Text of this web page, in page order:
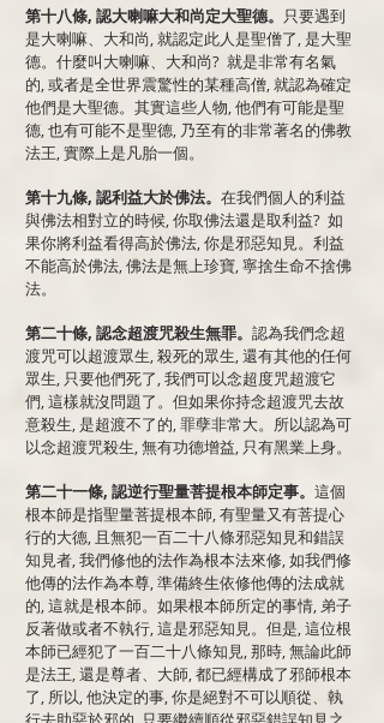
第十八條, 認大喇嘛大和尚定大聖德。 只要遇到
是大喇嘛、大和尚, 就認定此人是聖僧了, 是大聖
德。什麼叫大喇嘛、大和尚? 就是非常有名氣
的, 或者是全世界震驚性的某種高僧, 就認為確定
他們是大聖德。其實這些人物, 他們有可能是聖
德, 也有可能不是聖德, 乃至有的非常著名的佛教
法王, 實際上是凡胎一個。
第十九條, 認利益大於佛法。 在我們個人的利益
與佛法相對立的時候, 你取佛法還是取利益? 如
果你將利益看得高於佛法, 你是邪惡知見。利益
不能高於佛法, 佛法是無上珍寶, 寧捨生命不捨佛
法。
第二十條, 認念超渡咒殺生無罪。 認為我們念超
渡咒可以超渡眾生, 殺死的眾生, 還有其他的任何
眾生, 只要他們死了, 我們可以念超度咒超渡它
們, 這樣就沒問題了。但如果你持念超渡咒去故
意殺生, 是超渡不了的, 罪孽非常大。所以認為可
以念超渡咒殺生, 無有功德增益, 只有黑業上身。
第二十一條, 認逆行聖量菩提根本師定事。 這個
根本師是指聖量菩提根本師, 有聖量又有菩提心
行的大德, 且無犯一百二十八條邪惡知見和錯誤
知見者, 我們修他的法作為根本法來修, 如我們修
他傳的法作為本尊, 準備終生依修他傳的法成就
的, 這就是根本師。如果根本師所定的事情, 弟子
反著做或者不執行, 這是邪惡知見。但是, 這位根
本師已經犯了一百二十八條知見, 那時, 無論此師
是法王, 還是尊者、大師, 都已經構成了邪師根本
了, 所以, 他決定的事, 你是絕對不可以順從、執